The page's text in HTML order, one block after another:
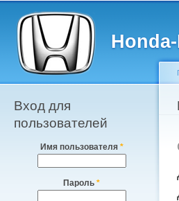
Главное меню
Вход для
пользователей
Имя пользователя *
Пароль *